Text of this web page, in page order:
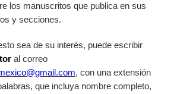
los manuscritos que publica en sus
y secciones.
sea de su interés, puede escribir
al correo
, con una extensión
que incluya nombre completo,